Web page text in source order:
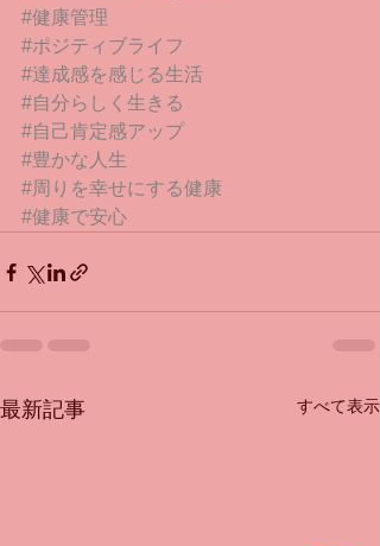
#健康管理
#ポジティブライフ
#達成感を感じる生活
#自分らしく生きる
#自己肯定感アップ
#豊かな人生
#周りを幸せにする健康
#健康で安心
最新記事 すべて表示